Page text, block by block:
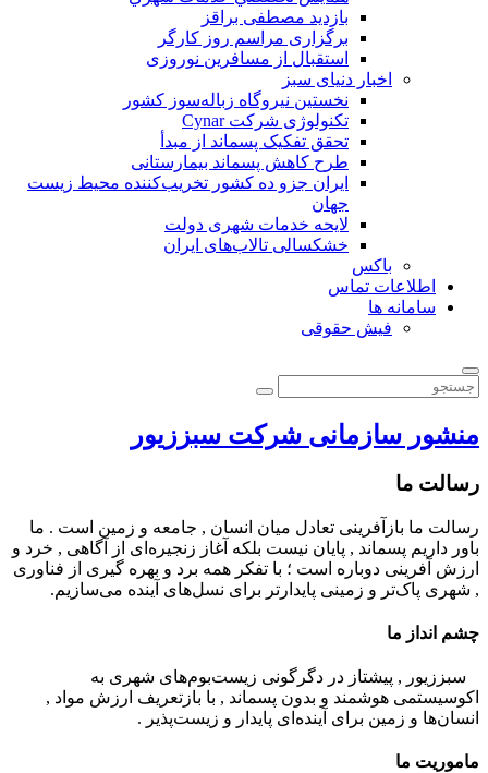
بازدید مصطفی براقز
برگزاری مراسم روز کارگر
استقبال از مسافرین نوروزی
اخبار دنیای سبز
نخستین نیروگاه زباله‌سوز کشور
تکنولوژی شرکت Cynar
تحقق تفکیک پسماند از مبدأ
طرح کاهش پسماند بیمارستانی
ايران جزو ده كشور تخريب‌كننده محيط زيست
جهان
لایحه خدمات شهری دولت
خشکسالی تالاب‌های ایران
باکس
اطلاعات تماس
سامانه ها
فیش حقوقی
منشور سازمانی شرکت سبززیور
رسالت ما
رسالت ما بازآفرینی تعادل میان انسان , جامعه و زمین است . ما
باور داریم پسماند , پایان نیست بلکه آغاز زنجیره‌ای از آگاهی , خرد و
ارزش آفرینی دوباره است ؛ با تفکر همه برد و بهره گیری از فناوری
, شهری پاک‌تر و زمینی پایدارتر برای نسل‌های آینده می‌سازیم.
چشم انداز ما
سبززیور , پیشتاز در دگرگونی زیست‌بوم‌های شهری به
اکوسیستمی هوشمند و بدون پسماند , با بازتعریف ارزش مواد ,
انسان‌ها و زمین برای آینده‌ای پایدار و زیست‌پذیر .
ماموريت ما